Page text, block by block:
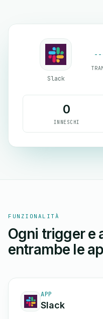
Slack
0
INNESCHI
FUNZIONALITÀ
Ogni trigger e
entrambe le
APP
Slack